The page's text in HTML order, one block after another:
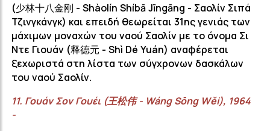
(少林十八金刚 - Shàolín Shíbā Jīngāng - Σαολίν Σιπά
Τζινγκάνγκ) και επειδή θεωρείται 31ης γενιάς των
μάχιμων μοναχών του ναού Σαολίν με το όνομα Σι
Ντε Γιουάν (释德元 - Shì Dé Yuán) αναφέρεται
ξεχωριστά στη λίστα των σύγχρονων δασκάλων
του ναού Σαολίν.
11. ΓουάνΣον Γουέι (王松伟- Wáng Sōng Wěi), 1964
-